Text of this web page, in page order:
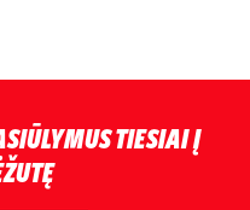
TIESIAI Į